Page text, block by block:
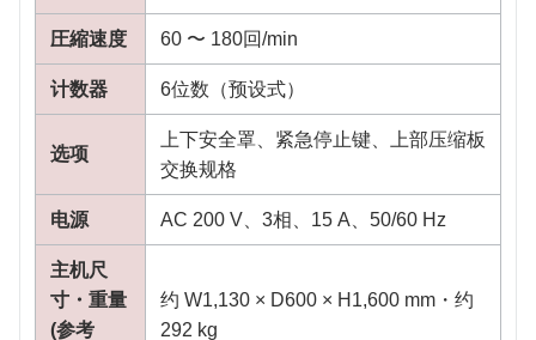
圧縮速度 60 〜 180回/min
计数器 6位数（预设式）
选项
上下安全罩、紧急停止键、上部压缩板
交换规格
电源 AC 200 V、3相、15 A、50/60 Hz
主机尺
寸・重量
(参考
约 W1,130 × D600 × H1,600 mm・约
292 kg